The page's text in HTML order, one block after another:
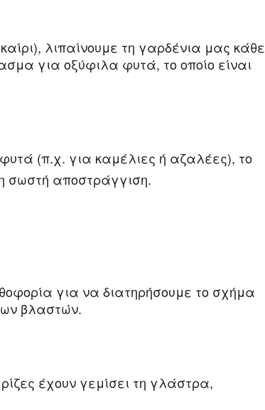
λιπαίνουμε τη γαρδένια μας κάθε
για οξύφιλα φυτά, το οποίο είναι
(π.χ. για καμέλιες ή αζαλέες), το
σωστή αποστράγγιση.
για να διατηρήσουμε το σχήμα
βλαστών.
έχουν γεμίσει τη γλάστρα,